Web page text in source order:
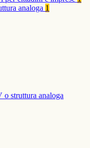
analoga 1
struttura analoga